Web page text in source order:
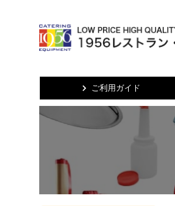
ご利用ガイド